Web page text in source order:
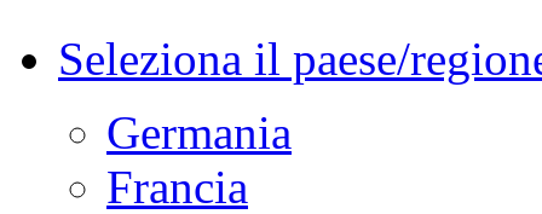
Seleziona il paese/
Germania
Francia